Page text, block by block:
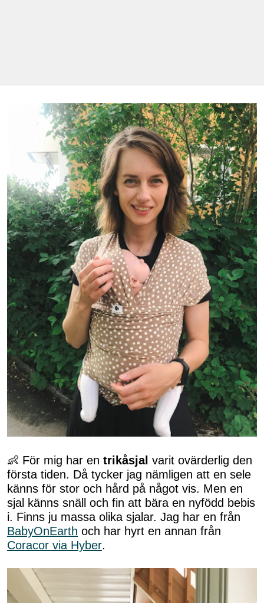
👶 För mig har en trikåsjal varit ovärderlig den
första tiden. Då tycker jag nämligen att en sele
känns för stor och hård på något vis. Men en
sjal känns snäll och fin att bära en nyfödd bebis
i. Finns ju massa olika sjalar. Jag har en från
BabyOnEarth och har hyrt en annan från
Coracor via Hyber.